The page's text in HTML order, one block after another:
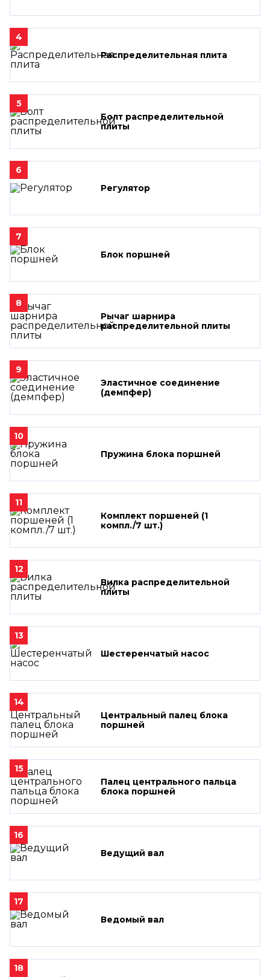
4
Распределительная плита
5
Болт распределительной
плиты
6
Регулятор
7
Блок поршней
8
Рычаг шарнира
распределительной плиты
9
Эластичное соединение
(демпфер)
10
Пружина блока поршней
11
Комплект поршеней (1
компл./7 шт.)
12
Вилка распределительной
плиты
13
Шестеренчатый насос
14
Центральный палец блока
поршней
15
Палец центрального пальца
блока поршней
16
Ведущий вал
17
Ведомый вал
18